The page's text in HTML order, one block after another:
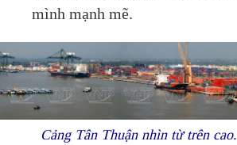
mình mạnh mẽ.
Cảng Tân Thuận nhìn từ trên